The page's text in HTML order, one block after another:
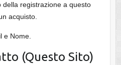
registrazione a questo
acquisto.
e Nome.
(Questo Sito)